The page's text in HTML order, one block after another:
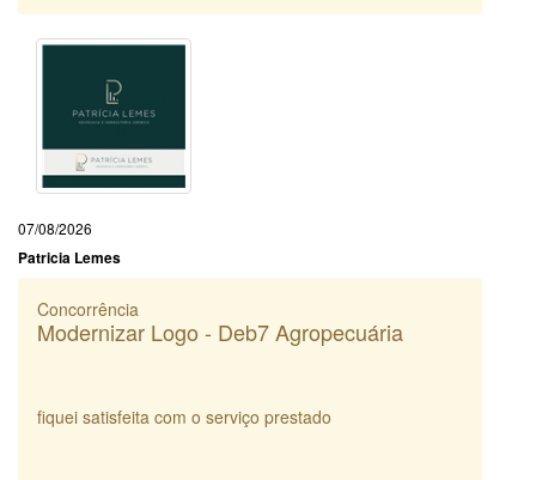
07/08/2026
Patricia Lemes
Concorrência
Modernizar Logo - Deb7 Agropecuária
fiquei satisfeita com o serviço prestado